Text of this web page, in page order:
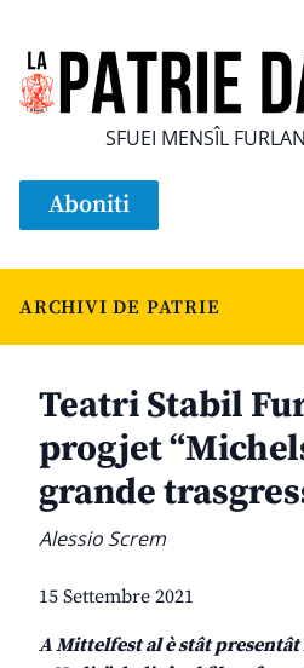
SFUEI MENSÎL
Aboniti
ARCHIVI DE PATRIE
Teatri Stabil
progjet
grande
Alessio Screm
15 Settembre 2021
A Mittelfest al è stât